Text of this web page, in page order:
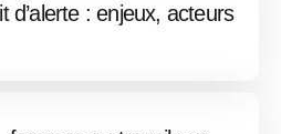
d’alerte : enjeux, acteurs